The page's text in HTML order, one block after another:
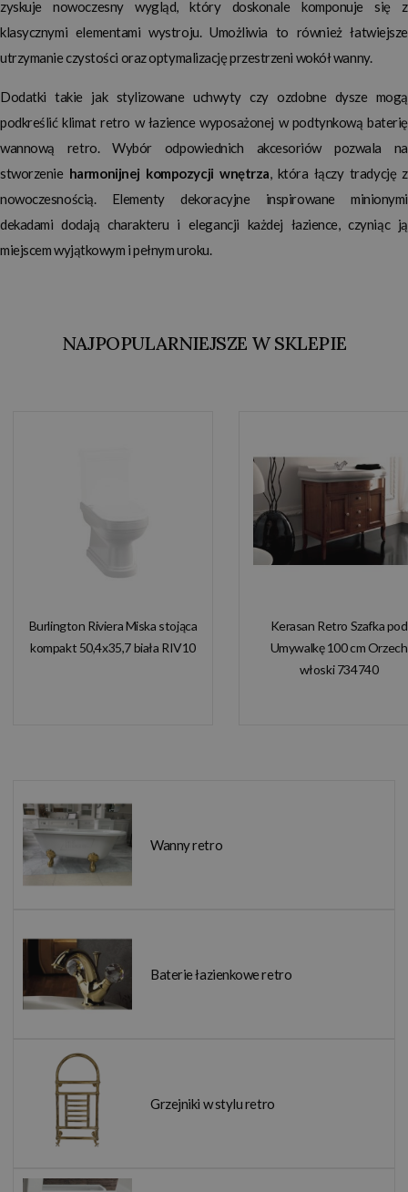
zyskuje nowoczesny wygląd, który doskonale komponuje się z
klasycznymi elementami wystroju. Umożliwia to również łatwiejsze
utrzymanie czystości oraz optymalizację przestrzeni wokół wanny.
Dodatki takie jak stylizowane uchwyty czy ozdobne dysze mogą
podkreślić klimat retro w łazience wyposażonej w podtynkowąbaterię
wannową retro. Wybór odpowiednich akcesoriów pozwala na
stworzenie harmonijnej kompozycji wnętrza, która łączy tradycję z
nowoczesnością. Elementy dekoracyjne inspirowane minionymi
dekadami dodają charakteru i elegancji każdej łazience, czyniąc ją
miejscem wyjątkowym i pełnym uroku.
NAJPOPULARNIEJSZE W SKLEPIE
Burlington Riviera Miska stojąca
kompakt 50,4x35,7 biała RIV10
Kerasan Retro Szafka pod
Umywalkę 100 cm Orzech
włoski 734740
Wanny retro
Baterie łazienkowe retro
Grzejniki w stylu retro